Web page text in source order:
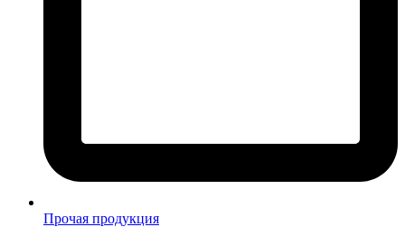
Прочая продукция